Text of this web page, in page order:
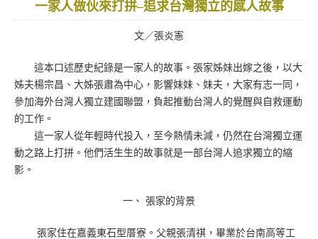
一家人做伙來打拼–追求台灣獨立的感人故事
文／張炎憲
這本口述歷史紀錄是一家人的故事。張家姊妹出嫁之後，以大
姊夫楊宗昌、大姊張肅為中心，影響妹妹、妹夫，大家有志一同，
參加海外台灣人獨立建國聯盟，負起推動台灣人的覺醒與自救運動
的工作。
這一家人從年輕時代投入，至今熱情未減，仍然在台灣獨立運
動之路上打拼。他們活生生的故事就是一部台灣人追求獨立的縮
影。
一、 張家的背景
張家住在嘉義東石型厝寮。父親張清祺，畢業於台南高等工